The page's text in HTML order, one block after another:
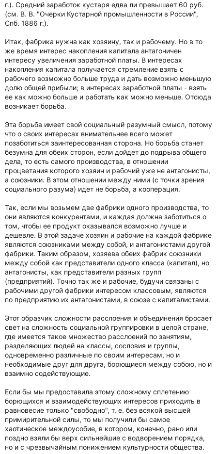
г.). Средний заработок кустаря едва ли превышает 60 руб.
(см. В. В. "Очерки Кустарной промышленности в России",
Спб. 1886 г.).
Итак, фабрика нужна как хозяину, так и рабочему. Но в то
же время интерес накопления капитала антагоничен
интересу увеличения заработной платы. В интересах
накопления капитала получается стремление взять с
рабочего возможно больше труда и дать возможно меньшую
долю общей прибыли; в интересах заработной платы - взять
ее как можно больше и работать как можно меньше. Отсюда
возникает борьба.
Эта борьба имеет свой социальный разумный смысл, потому
что о своих интересах внимательнее всего может
позаботиться заинтересованная сторона. Но борьба станет
безумна для обеих сторон, если дойдет до подрыва общего
дела, то есть самого производства, в отношении
процветания которого хозяин и рабочий уже не антагонисты,
а союзники. В этом отношении между ними (с точки зрения
социального разума) идет не борьба, а кооперация.
Так, если мы возьмем две фабрики одного производства, то
они являются конкурентами, и каждая должна заботиться о
том, чтобы ее продукт оказывался возможно лучше и
дешевле. В этой задаче хозяин и рабочие на каждой фабрике
являются союзниками между собой, и антагонистами другой
фабрики. Таким образом, хозяева обеих фабрик союзники
между собой как представители одного класса (капитал), но
антагонисты, как представители разных групп
(предприятий). Точно так же и рабочие, будучи связаны с
рабочими другой фабрики интересом классовым, являются
по предприятию их антагонистами, в союзе с капиталистами.
Этот образчик сложности расслоения и объединения бросает
свет на сложность социальной группировки в целой стране,
где имеется такое множество расслоений по занятиям,
разделяющих людей на классы, сословия и группы,
одновременно различные по своим интересам, но и
необходимые друг для друга, борющиеся между собою, но и
взаимно содействующие.
Если бы мы предоставила этому сложному сплетению
борющихся и взаимодействующих интересов приходить в
равновесие только "свободно", т. е. без всякой высшей
примирительной силы, то мы получили бы самое
хаотическое междоусобие, в котором, конечно, рано или
поздно взяли бы верх сильнейшие с водворением порядка,
но и с чрезвычайным понижением культурности общества.